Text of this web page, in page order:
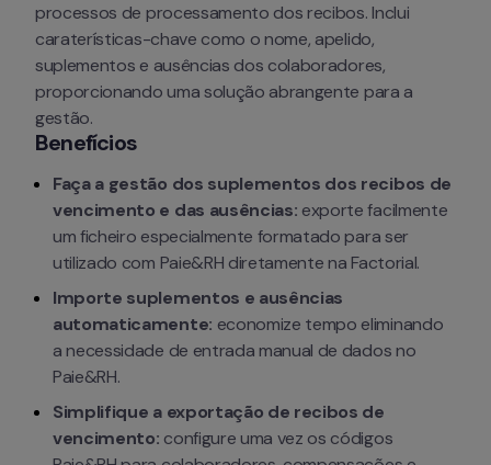
processos de processamento dos recibos. Inclui
caraterísticas-chave como o nome, apelido,
suplementos e ausências dos colaboradores,
proporcionando uma solução abrangente para a
gestão.
Benefícios
Faça a gestão dos suplementos dos recibos de
vencimento e das ausências: exporte facilmente
um ficheiro especialmente formatado para ser
utilizado com Paie&RH diretamente na Factorial.
Importe suplementos e ausências
automaticamente: economize tempo eliminando
a necessidade de entrada manual de dados no
Paie&RH.
Simplifique a exportação de recibos de
vencimento: configure uma vez os códigos